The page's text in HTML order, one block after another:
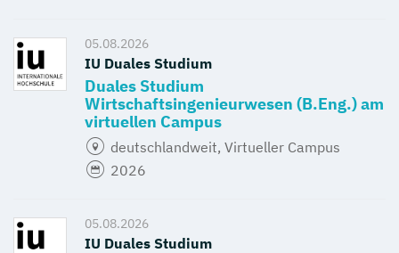
05.08.2026
IU Duales Studium
Duales Studium
Wirtschaftsingenieurwesen (B.Eng.) am
virtuellen Campus
deutschlandweit, Virtueller Campus
2026
05.08.2026
IU Duales Studium